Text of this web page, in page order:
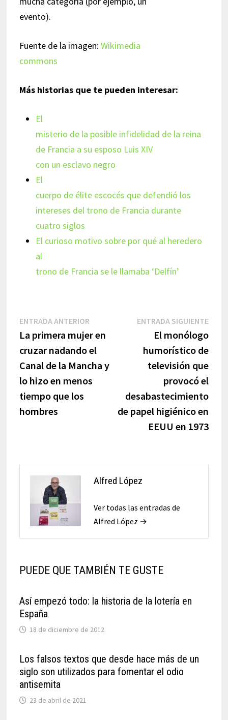
evento).
Fuente de la imagen: Wikimedia
commons
Más historias que te pueden interesar:
El
misterio de la posible infidelidad de la reina
de Francia a su esposo Luis XIV
con un esclavo negro
El
cuerpo de élite escocés que defendió los
intereses del trono de Francia durante
cuatro siglos
El curioso motivo sobre por qué al heredero
al
trono de Francia se le llamaba ‘Delfín’
Navegación
de
entradas
ENTRADA ANTERIOREntrada
anterior:
La primera mujer en
cruzar nadando el
Canal de la Mancha y
lo hizo en menos
tiempo que los
hombres
ENTRADA SIGUIENTE
El monólogo
humorístico de
televisión que
provocó el
desabastecimiento
de papel higiénico en
EEUU en 1973
Alfred López
Ver todas las entradas de
Alfred López →
PUEDE QUE TAMBIÉN TE GUSTE
Así empezó todo: la historia de la lotería en
España
18 de diciembre de 2012
Los falsos textos que desde hace más de un
siglo son utilizados para fomentar el odio
antisemita
23 de abril de 2021